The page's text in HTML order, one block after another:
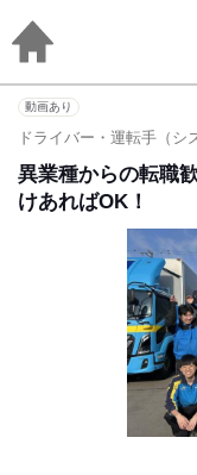
動画あり
異業種からの転職
けあればOK！